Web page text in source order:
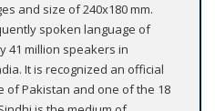
and size of 240x180 mm.
spoken language of
41 million speakers in
It is recognized an official
of Pakistan and one of the 18